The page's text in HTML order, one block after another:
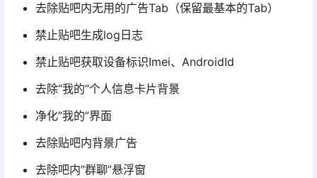
去除贴吧内无用的广告Tab（保留最基本的Tab）
禁止贴吧生成log日志
禁止贴吧获取设备标识Imei、AndroidId
去除“我的”个人信息卡片背景
净化”我的”界面
去除贴吧内背景广告
去除吧内”群聊”悬浮窗